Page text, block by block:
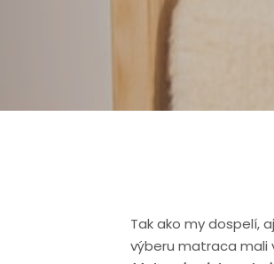
Tak ako my dospelí,
výberu matraca